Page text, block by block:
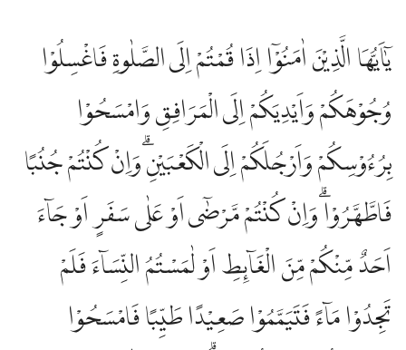
يٰٓاَيُّهَا الَّذِيْنَ اٰمَنُوْٓا اِذَا قُمْتُمْ اِلَى الصَّلٰوةِ فَاغْسِلُوْا
وُجُوْهَكُمْ وَاَيْدِيَكُمْ اِلَى الْمَرَافِقِ وَامْسَحُوْا
بِرُءُوْسِكُمْ وَاَرْجُلَكُمْ اِلَى الْكَعْبَيْنِۗ وَاِنْ كُنْتُمْ جُنُبًا
فَاطَّهَّرُوْاۗ وَاِنْ كُنْتُمْ مَّرْضٰٓى اَوْ عَلٰى سَفَرٍ اَوْ جَاۤءَ
اَحَدٌ مِّنْكُمْ مِّنَ الْغَاۤىِٕطِ اَوْ لٰمَسْتُمُ النِّسَاۤءَ فَلَمْ
تَجِدُوْا مَاۤءً فَتَيَمَّمُوْا صَعِيْدًا طَيِّبًا فَامْسَحُوْا